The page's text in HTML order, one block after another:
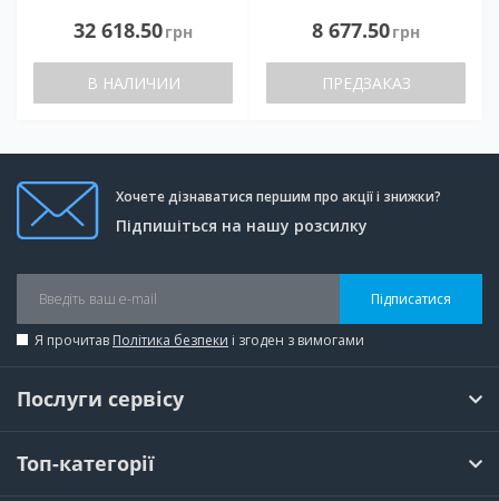
32 618.50грн
В НАЛИЧИИ
8 677.50грн
ПРЕДЗАКАЗ
Хочете дізнаватися першим про акції і знижки?
Підпишіться на нашу розсилку
Підписатися
Я прочитав Політика безпеки і згоден з вимогами
Послуги сервісу
Топ-категорії